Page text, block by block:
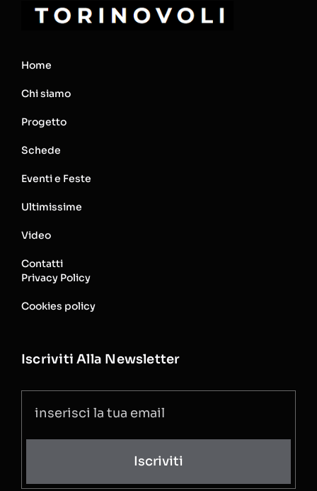
Home
Chi siamo
Progetto
Schede
Eventi e Feste
Ultimissime
Video
Contatti
Privacy Policy
Cookies policy
Iscriviti Alla Newsletter
Iscriviti